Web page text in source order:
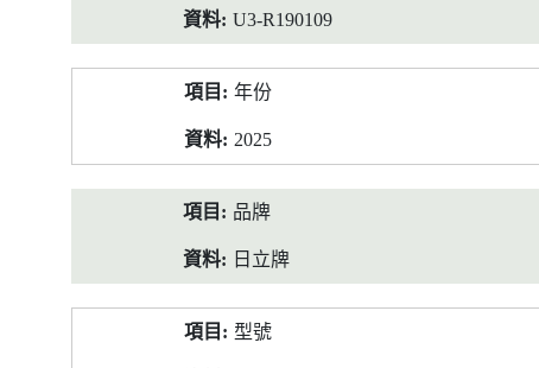
U3-R190109
年份
2025
品牌
日立牌
型號